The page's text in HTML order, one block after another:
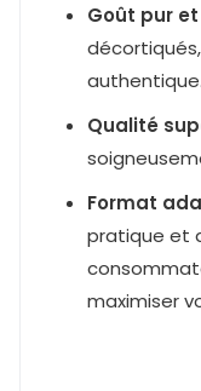
Goût pur
authentique.
Qualité
Format
pratique et
maximiser